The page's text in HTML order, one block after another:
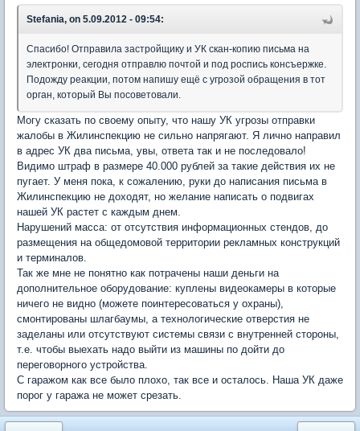
Stefania, on 5.09.2012 - 09:54:
Спасибо! Отправила застройщику и УК скан-копию письма на
электронки, сегодня отправлю почтой и под роспись консъержке.
Подожду реакции, потом напишу ещё с угрозой обращения в тот
орган, который Вы посоветовали.
Могу сказать по своему опыту, что нашу УК угрозы отправки
жалобы в Жилинспекцию не сильно напрягают. Я лично направил
в адрес УК два письма, увы, ответа так и не последовало!
Видимо штраф в размере 40.000 рублей за такие действия их не
пугает. У меня пока, к сожалению, руки до написания письма в
Жилинспекцию не доходят, но желание написать о подвигах
нашей УК растет с каждым днем.
Нарушений масса: от отсутствия информационных стендов, до
размещения на общедомовой территории рекламных конструкций
и терминалов.
Так же мне не понятно как потрачены наши деньги на
дополнительное оборудование: куплены видеокамеры в которые
ничего не видно (можете поинтересоваться у охраны),
смонтированы шлагбаумы, а технологические отверстия не
заделаны или отсутствуют системы связи с внутренней стороны,
т.е. чтобы выехать надо выйти из машины по дойти до
переговорного устройства.
С гаражом как все было плохо, так все и осталось. Наша УК даже
порог у гаража не может срезать.